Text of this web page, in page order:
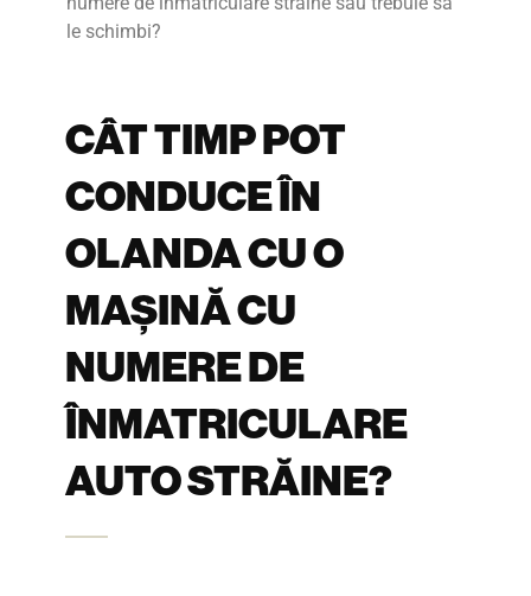
le schimbi?
CÂT TIMP POT
CONDUCE ÎN
OLANDA CU O
MAȘINĂ CU
NUMERE DE
ÎNMATRICULARE
AUTO STRĂINE?